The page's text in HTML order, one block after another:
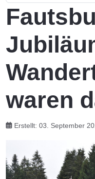
waren
Erstellt: 03. September